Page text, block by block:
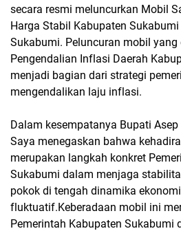
secara resmi meluncurkan Mobil
Harga Stabil Kabupaten
Sukabumi. Peluncuran mobil
Pengendalian Inflasi Daerah
menjadi bagian dari strategi
mengendalikan laju inflasi.
Dalam kesempatanya Bupati
Saya menegaskan bahwa
merupakan langkah konkret
Sukabumi dalam menjaga
pokok di tengah dinamika
fluktuatif.Keberadaan mobil ini
Pemerintah Kabupaten Sukabumi